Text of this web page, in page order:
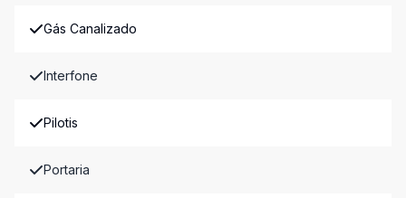
Gás Canalizado
Interfone
Pilotis
Portaria